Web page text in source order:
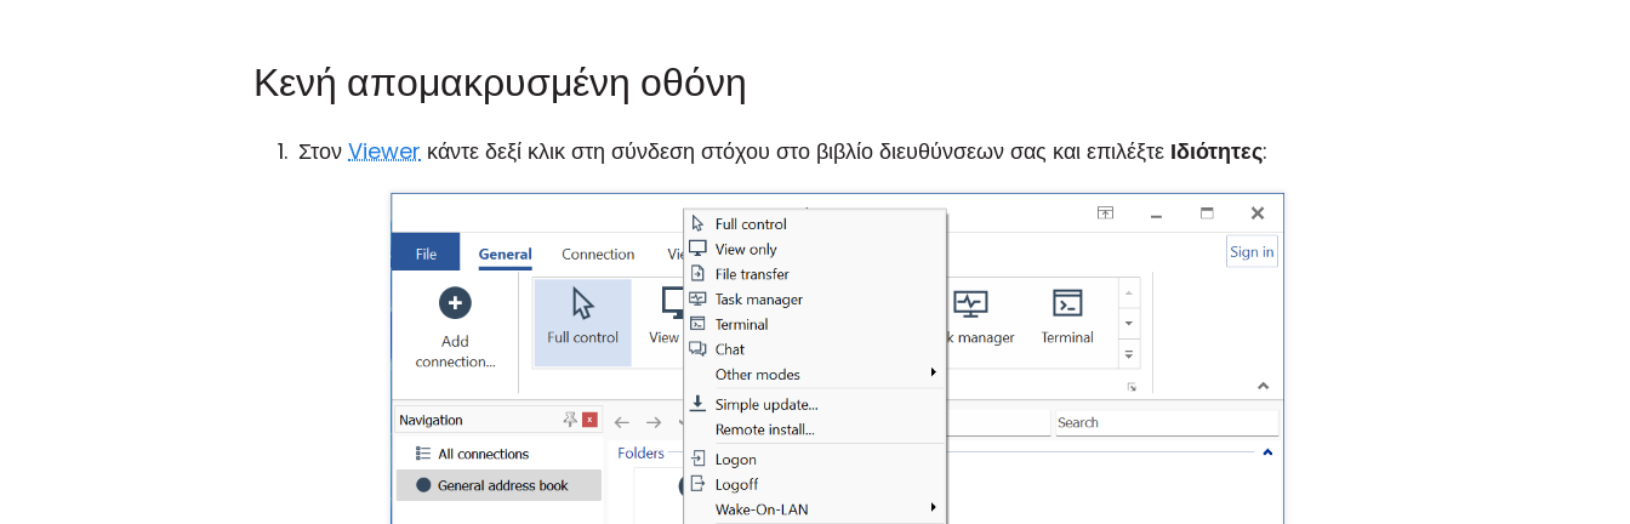
Κενή απομακρυσμένη οθόνη
Στον Viewer κάντε δεξί κλικ στη σύνδεση στόχου στο βιβλίο διευθύνσεων σας και επιλέξτε Ιδιότητες: